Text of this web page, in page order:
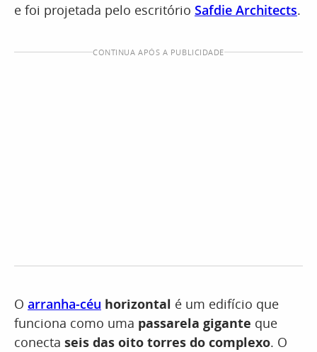
e foi projetada pelo escritório Safdie Architects.
CONTINUA APÓS A PUBLICIDADE
O arranha-céu horizontal é um edifício que
funciona como uma passarela gigante que
conecta seis das oito torres do complexo. O